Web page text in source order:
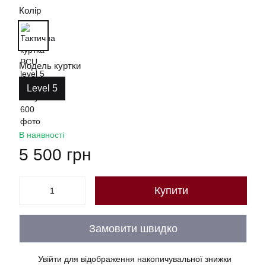
Колір
Модель куртки
Level 5
В наявності
5 500 грн
Купити
Замовити швидко
Увійти для відображення накопичувальної знижки